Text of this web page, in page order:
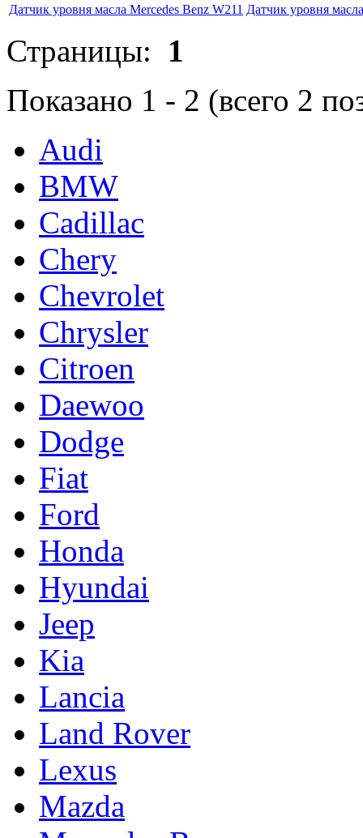
Датчик уровня масла Mercedes Benz W211 Датчик уровня
Страницы: 1
Показано 1 - 2 (всего 2
Audi
BMW
Cadillac
Chery
Chevrolet
Chrysler
Citroen
Daewoo
Dodge
Fiat
Ford
Honda
Hyundai
Jeep
Kia
Lancia
Land Rover
Lexus
Mazda